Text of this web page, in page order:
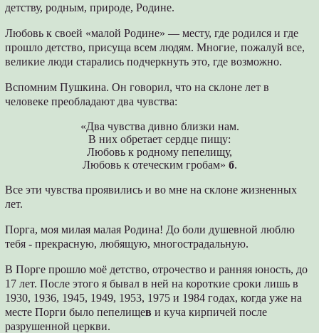
детству, родным, природе, Родине.
Любовь к своей «малой Родине» — месту, где родился и где
прошло детство, присуща всем людям. Многие, пожалуй все,
великие люди старались подчеркнуть это, где возможно.
Вспомним Пушкина. Он говорил, что на склоне лет в
человеке преобладают два чувства:
«Два чувства дивно близки нам.
В них обретает сердце пищу:
Любовь к родному пепелищу,
Любовь к отеческим гробам» б.
Все эти чувства проявились и во мне на склоне жизненных
лет.
Порга, моя милая малая Родина! До боли душевной люблю
тебя - прекрасную, любящую, многострадальную.
В Порге прошло моё детство, отрочество и ранняя юность, до
17 лет. После этого я бывал в ней на короткие сроки лишь в
1930, 1936, 1945, 1949, 1953, 1975 и 1984 годах, когда уже на
месте Порги было пепелищев и куча кирпичей после
разрушенной церкви.